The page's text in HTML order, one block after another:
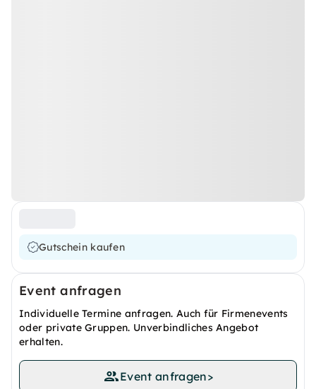
Gutschein kaufen
Event anfragen
Individuelle Termine anfragen. Auch für Firmenevents
oder private Gruppen. Unverbindliches Angebot
erhalten.
Event anfragen>